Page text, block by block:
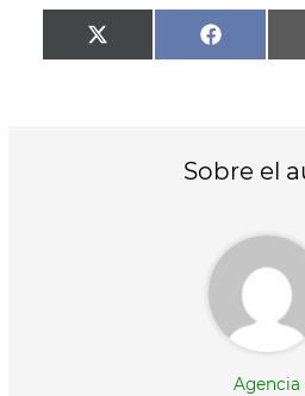
Compartir
en
X
(
en
F
a
k
Sobre el
Agencia